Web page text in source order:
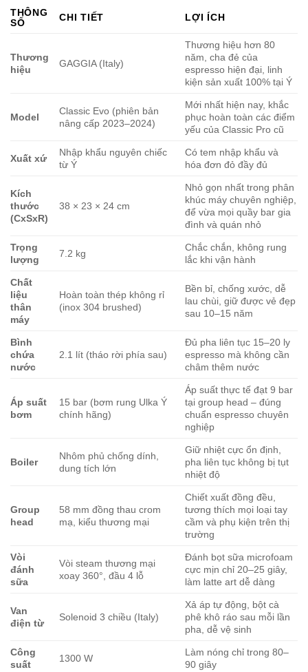
THÔNG
SỐ
CHI TIẾT LỢI ÍCH
Thương
hiệu
GAGGIA (Italy)
Thương hiệu hơn 80
năm, cha đẻ của
espresso hiện đại, linh
kiện sản xuất 100% tại Ý
Model
Classic Evo (phiên bản
nâng cấp 2023–2024)
Mới nhất hiện nay, khắc
phục hoàn toàn các điểm
yếu của Classic Pro cũ
Xuất xứ
Nhập khẩu nguyên chiếc
từ Ý
Có tem nhập khẩu và
hóa đơn đỏ đầy đủ
Kích
thước
(CxSxR)
38 × 23 × 24 cm
Nhỏ gọn nhất trong phân
khúc máy chuyên nghiệp,
để vừa mọi quầy bar gia
đình và quán nhỏ
Trọng
lượng
7.2 kg
Chắc chắn, không rung
lắc khi vận hành
Chất
liệu
thân
máy
Hoàn toàn thép không rỉ
(inox 304 brushed)
Bền bỉ, chống xước, dễ
lau chùi, giữ được vẻ đẹp
sau 10–15 năm
Bình
chứa
nước
2.1 lít (tháo rời phía sau)
Đủ pha liên tục 15–20 ly
espresso mà không cần
châm thêm nước
Áp suất
bơm
15 bar (bơm rung Ulka Ý
chính hãng)
Áp suất thực tế đạt 9 bar
tại group head – đúng
chuẩn espresso chuyên
nghiệp
Boiler
Nhôm phủ chống dính,
dung tích lớn
Giữ nhiệt cực ổn định,
pha liên tục không bị tụt
nhiệt độ
Group
head
58 mm đồng thau crom
mạ, kiểu thương mại
Chiết xuất đồng đều,
tương thích mọi loại tay
cầm và phụ kiện trên thị
trường
Vòi
đánh
sữa
Vòi steam thương mại
xoay 360°, đầu 4 lỗ
Đánh bọt sữa microfoam
cực mịn chỉ 20–25 giây,
làm latte art dễ dàng
Van
điện từ
Solenoid 3 chiều (Italy)
Xả áp tự động, bột cà
phê khô ráo sau mỗi lần
pha, dễ vệ sinh
Công
suất
1300 W
Làm nóng chỉ trong 80–
90 giây